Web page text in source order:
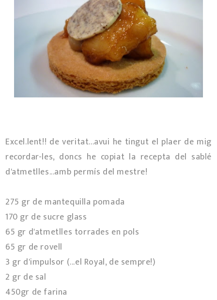
Excel.lent!! de veritat...avui he tingut el plaer de mig
recordar-les, doncs he copiat la recepta del sablé
d'atmetlles...amb permís del mestre!
275 gr de mantequilla pomada
170 gr de sucre glass
65 gr d'atmetlles torrades en pols
65 gr de rovell
3 gr d'impulsor (...el Royal, de sempre!)
2 gr de sal
450gr de farina